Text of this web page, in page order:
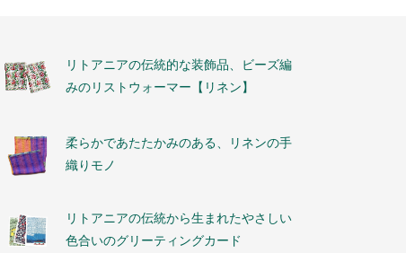
リトアニアの伝統的な装飾品、ビーズ編
みのリストウォーマー【リネン】
柔らかであたたかみのある、リネンの手
織りモノ
リトアニアの伝統から生まれたやさしい
色合いのグリーティングカード